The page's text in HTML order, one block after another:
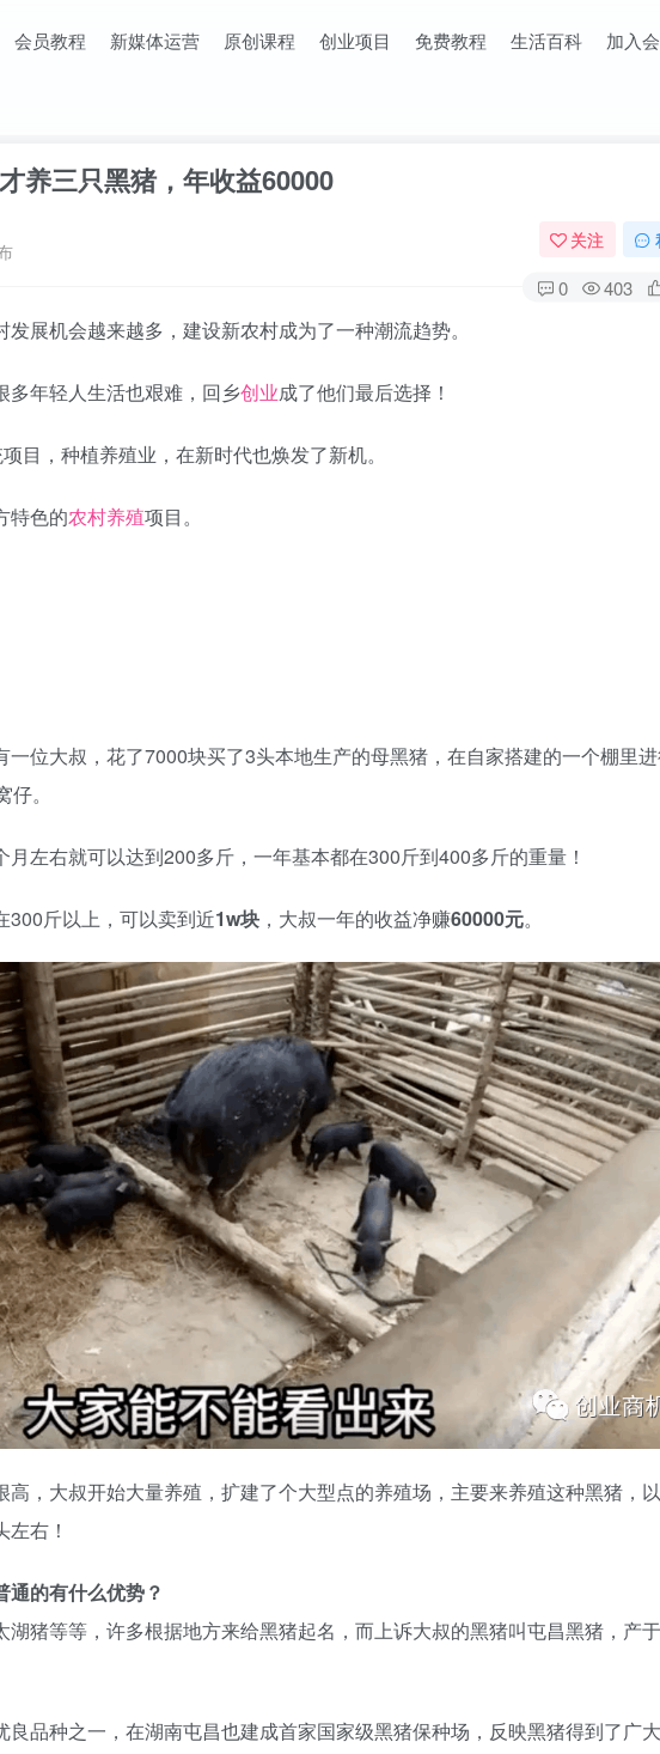
会员教程 新媒体运营 原创课程 创业项目 免费教程 生活百科 加入
养三只黑猪，年收益60000
关注
0 403
展机会越来越多，建设新农村成为了一种潮流趋势。
多年轻人生活也艰难，回乡创业成了他们最后选择！
目，种植养殖业，在新时代也焕发了新机。
特色的农村养殖项目。
一位大叔，花了7000块买了3头本地生产的母黑猪，在自家搭建的一个棚里
。
左右就可以达到200多斤，一年基本都在300斤到400多斤的重量！
300斤以上，可以卖到近1w块 ，大叔一年的收益净赚60000元。
，大叔开始大量养殖，扩建了个大型点的养殖场，主要来养殖这种黑猪，
右！
通的有什么优势？
湖猪等等，许多根据地方来给黑猪起名，而上诉大叔的黑猪叫屯昌黑猪，产
品种之一，在湖南屯昌也建成首家国家级黑猪保种场，反映黑猪得到了广